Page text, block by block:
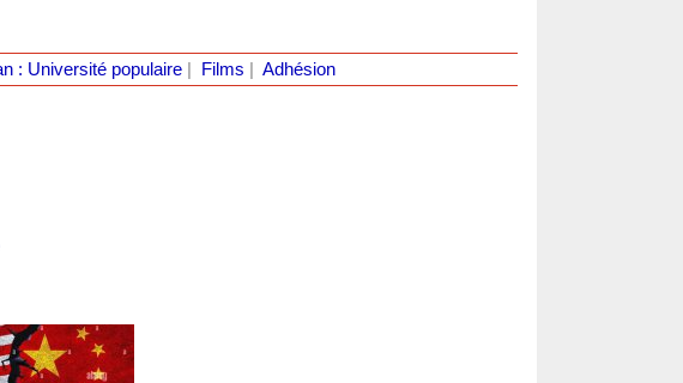
: Université populaire| Films Adhésion